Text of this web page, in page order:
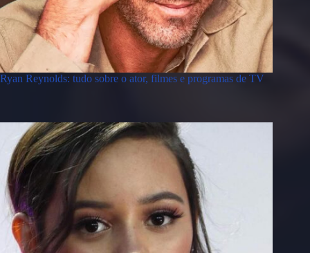
Ryan Reynolds: tudo sobre o ator, filmes e programas de TV